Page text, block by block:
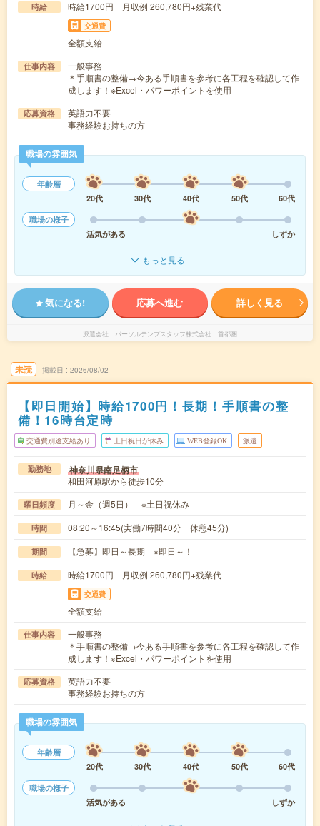
時給 時給1700円 月収例 260,780円+残業代
交通費
全額支給
仕事内容
一般事務
＊手順書の整備→今ある手順書を参考に各工程を確認して作
成します！※Excel・パワーポイントを使用
応募資格
英語力不要
事務経験お持ちの方
職場の雰囲気
年齢層
20代
30代 40代 50代
60代
職場の様子
活気がある
しずか
もっと見る
気になる! 応募へ進む 詳しく見る
派遣会社 パーソルテンプスタッフ株式会社 首都圏
未読 掲載日 2026/08/02
【即日開始】時給1700円！長期！手順書の整
備！16時台定時
交通費別途支給あり 土日祝日が休み WEB登録OK 派遣
勤務地 神奈川県南足柄市
和田河原駅から徒歩10分
曜日頻度 月～金（週5日） ※土日祝休み
時間 08:20～16:45(実働7時間40分 休憩45分)
期間 【急募】即日～長期 ※即日～！
時給 時給1700円 月収例 260,780円+残業代
交通費
全額支給
仕事内容
一般事務
＊手順書の整備→今ある手順書を参考に各工程を確認して作
成します！※Excel・パワーポイントを使用
応募資格
英語力不要
事務経験お持ちの方
職場の雰囲気
年齢層
20代
30代 40代 50代
60代
職場の様子
活気がある
しずか